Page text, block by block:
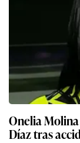
Onelia
Díaz tras